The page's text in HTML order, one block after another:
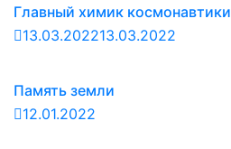
Главный химик космонавтики
13.03.202213.03.2022
Память земли
12.01.2022